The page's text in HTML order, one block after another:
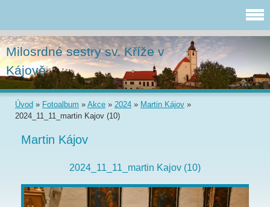
Milosrdné sestry sv. Kříže v
Kájově
Úvod » Fotoalbum » Akce » 2024 » Martin Kájov »
2024_11_11_martin Kajov (10)
Martin Kájov
2024_11_11_martin Kajov (10)